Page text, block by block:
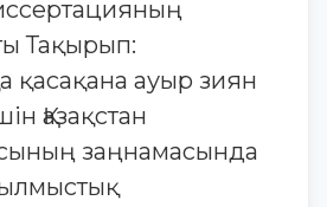
Тақырып:
қасақана ауыр зиян
Қазақстан
заңнамасында